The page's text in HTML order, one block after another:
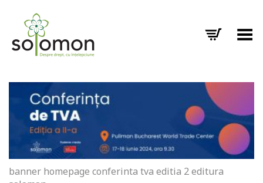
Toggle Menu
banner homepage conferinta tva editia 2 editura